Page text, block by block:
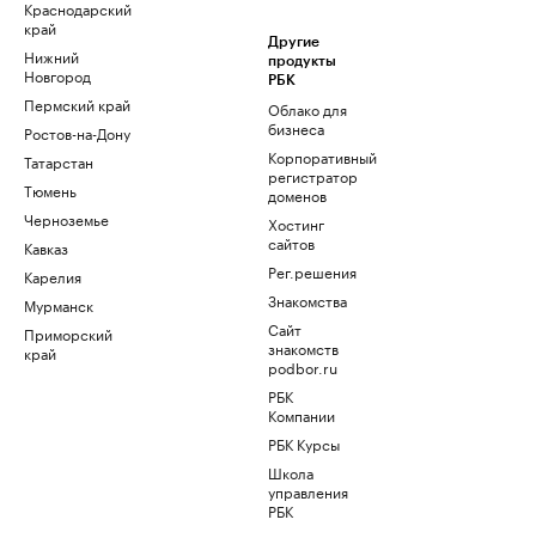
Краснодарский
край
Нижний
Новгород
Пермский край
Ростов-на-Дону
Татарстан
Тюмень
Черноземье
Кавказ
Карелия
Мурманск
Приморский
край
Другие
продукты
РБК
Облако для
бизнеса
Корпоративный
регистратор
доменов
Хостинг
сайтов
Рег.решения
Знакомства
Сайт
знакомств
podbor.ru
РБК
Компании
РБК Курсы
Школа
управления
РБК